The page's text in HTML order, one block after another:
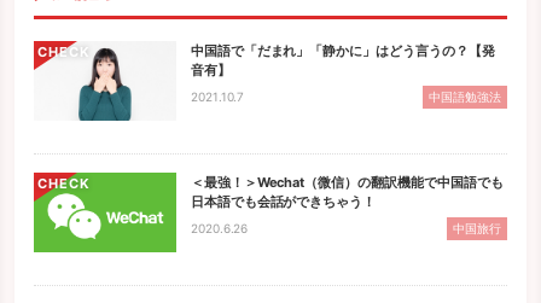
CHECK
中国語で「だまれ」「静かに」はどう言うの？【発
音有】
2021.10.7 中国語勉強法
CHECK
＜最強！＞Wechat（微信）の翻訳機能で中国語でも
日本語でも会話ができちゃう！
2020.6.26 中国旅行